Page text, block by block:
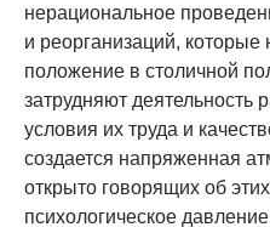
нерациональное
и реорганизаций,
положение в столичной
затрудняют деятельность
условия их труда и
создается напряженная
открыто говорящих об
психологическое